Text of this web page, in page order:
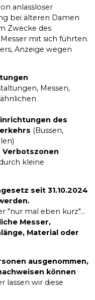
anlassloser
bei älteren Damen
Zwecke des
mit sich führten.
Anzeige wegen
Messen,
des
(Bussen,
kleine
seit 31.10.2024
"nur mal eben kurz"...
Messer,
Material oder
ausgenommen,
können
lassen wir diese